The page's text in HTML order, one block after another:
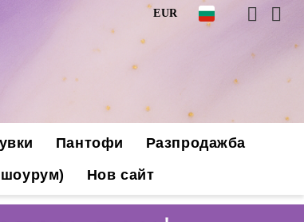
EUR
Пантофи
Разпродажба
Нов сайт